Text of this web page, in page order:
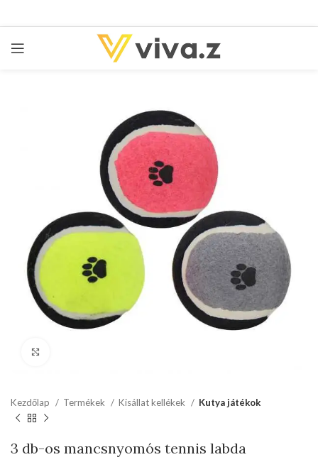
Kezdőlap Termékek Kisállat kellékek Kutya játékok
3 db-os mancsnyomós tennis labda